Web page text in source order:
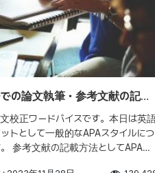
の論文執筆・参考文献の記載
校正ワードバイスです。本日は英
トとして一般的なAPAスタイルにつ
参考文献の記載方法としてAPAス